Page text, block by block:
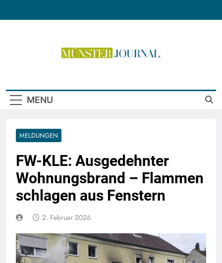
MENU
MELDUNGEN
FW-KLE: Ausgedehnter
Wohnungsbrand – Flammen
schlagen aus Fenstern
2. Februar 2026